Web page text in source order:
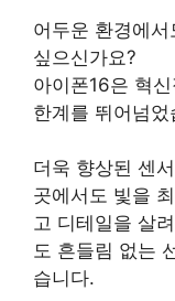
어두운 환경에
싶으신가요?
아이폰16은 혁
한계를 뛰어넘었
더욱 향상된 센
곳에서도 빛을
고 디테일을 살
도 흔들림 없는
습니다.